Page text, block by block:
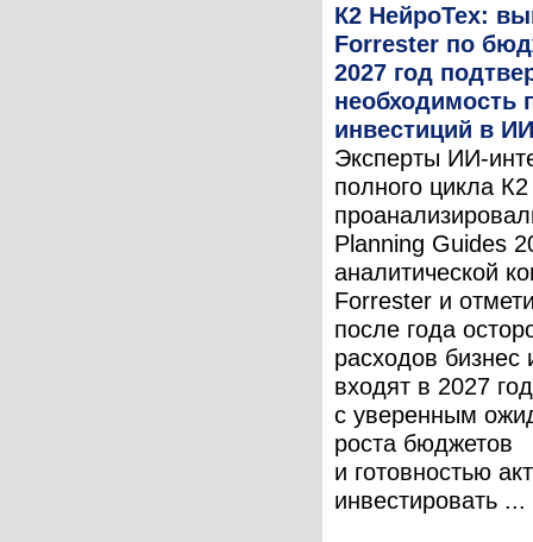
К2 НейроТех:
Forrester по
2027 год
необходимость
инвестиций в ИИ
Эксперты ИИ-
полного цикла
Planning Guides
аналитической
Forrester и
после года
расходов
входят в 2027 год
с уверенным
роста бюджетов
и готовностью
инвестировать ...